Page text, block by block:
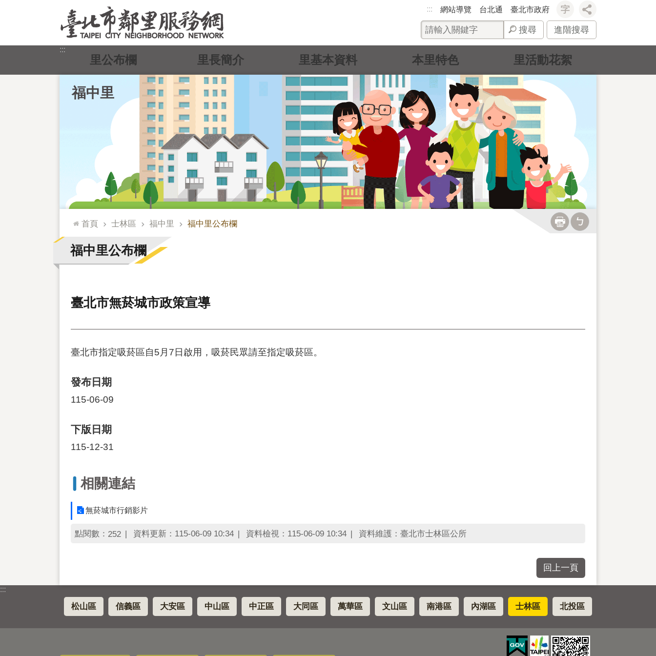
::: 網站導覽 台北通 臺北市政府
搜尋 進階搜尋
:::
福中里
里公布欄 里長簡介 里基本資料 本里特色 里活動花絮
::: 首頁 士林區 福中里 福中里公布欄
福中里公布欄
臺北市無菸城市政策宣導
臺北市指定吸菸區自5月7日啟用，吸菸民眾請至指定吸菸區。
發布日期
115-06-09
下版日期
115-12-31
相關連結
無菸城市行銷影片
點閱數： 252 資料更新：115-06-09 10:34 資料檢視：115-06-09 10:34 資料維護：臺北市士林區公所
回上一頁
:::
松山區 信義區 大安區 中山區 中正區 大同區 萬華區 文山區 南港區 內湖區 士林區 北投區